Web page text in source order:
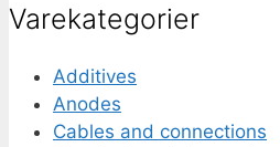
Varekategorier
Additives
Anodes
Cables and connections